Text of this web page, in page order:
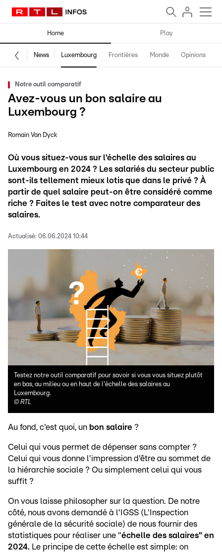
Home Play
News Luxembourg Frontières Monde Opinions
Notre outil comparatif
Avez-vous un bon salaire au
Luxembourg ?
Romain Van Dyck
Où vous situez-vous sur l'échelle des salaires au
Luxembourg en 2024 ? Les salariés du secteur public
sont-ils tellement mieux lotis que dans le privé ? À
partir de quel salaire peut-on être considéré comme
riche ? Faites le test avec notre comparateur des
salaires.
Actualisé: 06.06.2024 10:44
Testez notre outil comparatif pour savoir si vous vous situez plutôt
en bas, au milieu ou en haut de l'échelle des salaires au
Luxembourg.
© RTL
Au fond, c'est quoi, un bon salaire ?
Celui qui vous permet de dépenser sans compter ?
Celui qui vous donne l'impression d'être au sommet de
la hiérarchie sociale ? Ou simplement celui qui vous
suffit ?
On vous laisse philosopher sur la question. De notre
côté, nous avons demandé à l'IGSS (L'Inspection
générale de la sécurité sociale) de nous fournir des
statistiques pour réaliser une "échelle des salaires" en
2024. Le principe de cette échelle est simple: on